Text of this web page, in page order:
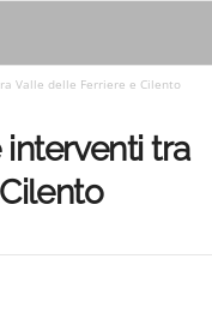
Valle delle Ferriere e Cilento
tra